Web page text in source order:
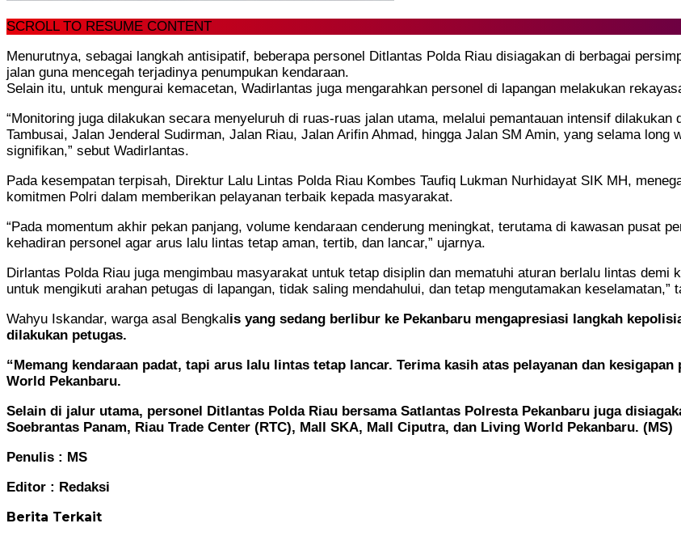
SCROLL TO RESUME CONTENT
Menurutnya, sebagai langkah antisipatif, beberapa personel Ditlantas Polda Riau disiagakan di berbagai
jalan guna mencegah terjadinya penumpukan kendaraan.
Selain itu, untuk mengurai kemacetan, Wadirlantas juga mengarahkan personel di lapangan melakukan
“Monitoring juga dilakukan secara menyeluruh di ruas-ruas jalan utama, melalui pemantauan intensif
Tambusai, Jalan Jenderal Sudirman, Jalan Riau, Jalan Arifin Ahmad, hingga Jalan SM Amin, yang selama long
signifikan,” sebut Wadirlantas.
Pada kesempatan terpisah, Direktur Lalu Lintas Polda Riau Kombes Taufiq Lukman Nurhidayat SIK MH,
komitmen Polri dalam memberikan pelayanan terbaik kepada masyarakat.
“Pada momentum akhir pekan panjang, volume kendaraan cenderung meningkat, terutama di kawasan pusat
kehadiran personel agar arus lalu lintas tetap aman, tertib, dan lancar,” ujarnya.
Dirlantas Polda Riau juga mengimbau masyarakat untuk tetap disiplin dan mematuhi aturan berlalu lintas demi
untuk mengikuti arahan petugas di lapangan, tidak saling mendahului, dan tetap mengutamakan keselamatan,”
Wahyu Iskandar, warga asal Bengkalis yang sedang berlibur ke Pekanbaru mengapresiasi langkah
dilakukan petugas.
“Memang kendaraan padat, tapi arus lalu lintas tetap lancar. Terima kasih atas pelayanan dan
World Pekanbaru.
Selain di jalur utama, personel Ditlantas Polda Riau bersama Satlantas Polresta Pekanbaru juga
Soebrantas Panam, Riau Trade Center (RTC), Mall SKA, Mall Ciputra, dan Living World Pekanbaru. (MS)
Penulis : MS
Editor : Redaksi
Berita Terkait